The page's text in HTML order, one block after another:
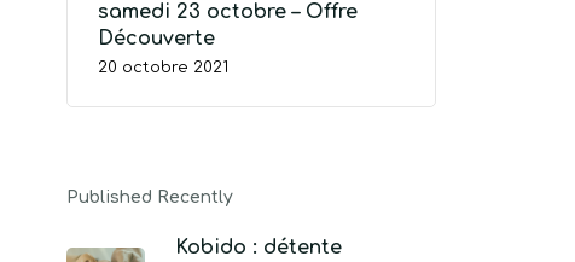
VOTRE PANIER EST VIDE.
samedi 23 octobre – Offre
Découverte
20 octobre 2021
Published Recently
Kobido : détente